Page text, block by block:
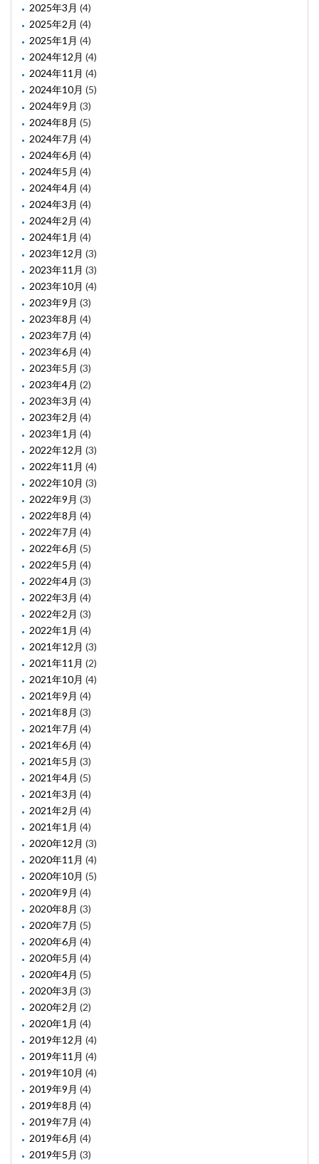
2025年3月 (4)
2025年2月 (4)
2025年1月 (4)
2024年12月 (4)
2024年11月 (4)
2024年10月 (5)
2024年9月 (3)
2024年8月 (5)
2024年7月 (4)
2024年6月 (4)
2024年5月 (4)
2024年4月 (4)
2024年3月 (4)
2024年2月 (4)
2024年1月 (4)
2023年12月 (3)
2023年11月 (3)
2023年10月 (4)
2023年9月 (3)
2023年8月 (4)
2023年7月 (4)
2023年6月 (4)
2023年5月 (3)
2023年4月 (2)
2023年3月 (4)
2023年2月 (4)
2023年1月 (4)
2022年12月 (3)
2022年11月 (4)
2022年10月 (3)
2022年9月 (3)
2022年8月 (4)
2022年7月 (4)
2022年6月 (5)
2022年5月 (4)
2022年4月 (3)
2022年3月 (4)
2022年2月 (3)
2022年1月 (4)
2021年12月 (3)
2021年11月 (2)
2021年10月 (4)
2021年9月 (4)
2021年8月 (3)
2021年7月 (4)
2021年6月 (4)
2021年5月 (3)
2021年4月 (5)
2021年3月 (4)
2021年2月 (4)
2021年1月 (4)
2020年12月 (3)
2020年11月 (4)
2020年10月 (5)
2020年9月 (4)
2020年8月 (3)
2020年7月 (5)
2020年6月 (4)
2020年5月 (4)
2020年4月 (5)
2020年3月 (3)
2020年2月 (2)
2020年1月 (4)
2019年12月 (4)
2019年11月 (4)
2019年10月 (4)
2019年9月 (4)
2019年8月 (4)
2019年7月 (4)
2019年6月 (4)
2019年5月 (3)